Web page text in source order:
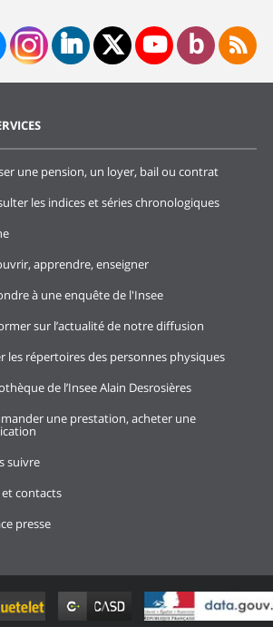
une pension, un loyer, bail ou contrat
les indices et séries chronologiques
apprendre, enseigner
à une enquête de l'Insee
sur l’actualité de notre diffusion
les répertoires des personnes physiques
de l’Insee Alain Desrosières
une prestation, acheter une
suivre
et contacts
presse